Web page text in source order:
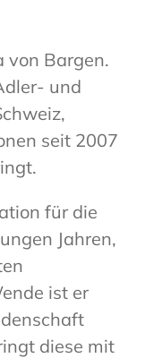
von Bargen.
und
seit 2007
für die
Jahren,
ist er
diese mit